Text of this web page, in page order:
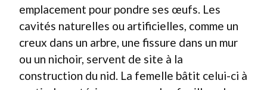
emplacement pour pondre ses œufs. Les
cavités naturelles ou artificielles, comme un
creux dans un arbre, une fissure dans un mur
ou un nichoir, servent de site à la
construction du nid. La femelle bâtit celui-ci à